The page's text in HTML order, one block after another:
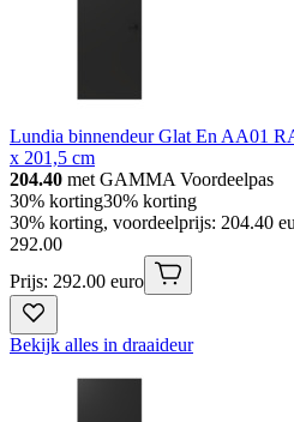
Lundia binnendeur Glat En AA01
x 201,5 cm
204.40 met GAMMA Voordeelpas
30% korting30% korting
30% korting, voordeelprijs: 204.40
292.00
Prijs: 292.00 euro
Bekijk alles in draaideur